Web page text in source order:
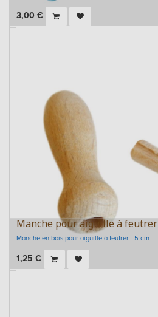
3,00 €
Manche pour aiguille à feutrer
Manche en bois pour aiguille à feutrer - 5 cm
1,25 €